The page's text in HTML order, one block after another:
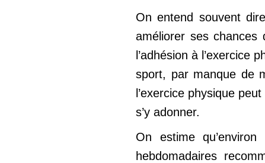
On entend souvent
améliorer ses
l’adhésion à
sport, par manque de
l’exercice physique
s’y adonner.
On estime
hebdomadaires